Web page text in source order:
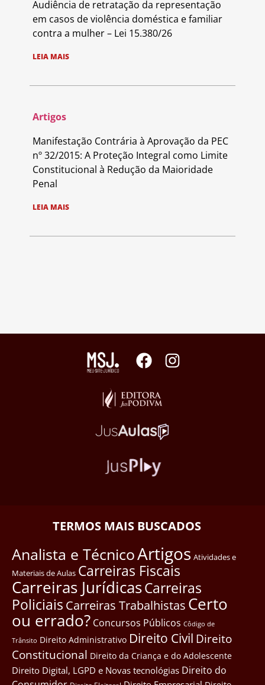
Audiência de retratação da representação
em casos de violência doméstica e familiar
contra a mulher – Lei 15.380/26
LEIA MAIS
Artigos
Manifestação Contrária à Aprovação da PEC
nº 32/2015: A Proteção Integral como Limite
Constitucional à Redução da Maioridade
Penal
LEIA MAIS
TERMOS MAIS BUSCADOS
Analista e TécnicoArtigos Atividades e
Materiais de Aulas Carreiras Fiscais
Carreiras JurídicasCarreiras
Policiais Carreiras Trabalhistas Certo
ou errado? Concursos Públicos Côdigo de
Trânsito Direito Administrativo Direito Civil Direito
Constitucional Direito da Criança e do Adolescente
Direito Digital, LGPD e Novas tecnológias Direito do